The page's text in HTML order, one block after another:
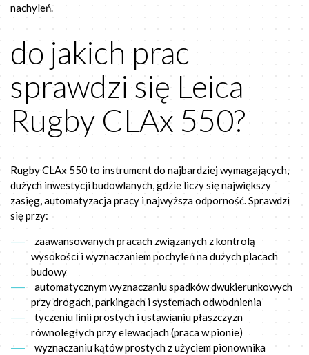
nachyleń.
do jakich prac
sprawdzi się Leica
Rugby CLAx 550?
Rugby CLAx 550 to instrument do najbardziej wymagających,
dużych inwestycji budowlanych, gdzie liczy się największy
zasięg, automatyzacja pracy i najwyższa odporność. Sprawdzi
się przy:
zaawansowanych pracach związanych z kontrolą
wysokości i wyznaczaniem pochyleń na dużych placach
budowy
automatycznym wyznaczaniu spadków dwukierunkowych
przy drogach, parkingach i systemach odwodnienia
tyczeniu linii prostych i ustawianiu płaszczyzn
równoległych przy elewacjach (praca w pionie)
wyznaczaniu kątów prostych z użyciem pionownika